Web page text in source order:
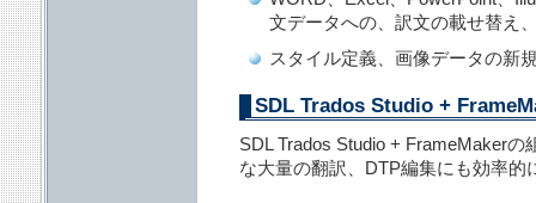
文データへの、訳文の載せ替え
スタイル定義、画像データの新
SDL Trados Studio +
SDL Trados Studio + FrameMaker
な大量の翻訳、DTP編集にも効率的